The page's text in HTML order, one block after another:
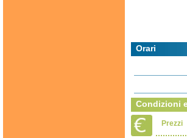
Orari
Condizioni
Prezzi